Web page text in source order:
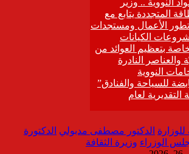
للوزارة الدكتور مصطفى مدبولي الدكتورة
الوزراء وزيرة الثقافة